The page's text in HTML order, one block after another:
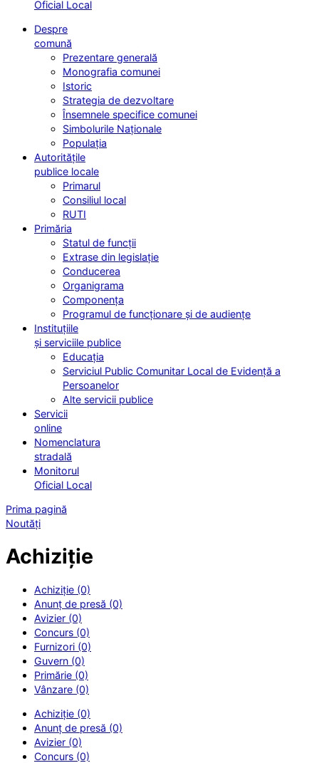
Oficial Local
Despre
comună
Prezentare generală
Monografia comunei
Istoric
Strategia de dezvoltare
Însemnele specifice comunei
Simbolurile Naționale
Populația
Autoritățile
publice locale
Primarul
Consiliul local
RUTI
Primăria
Statul de funcții
Extrase din legislație
Conducerea
Organigrama
Componența
Programul de funcționare și de audiențe
Instituțiile
și serviciile publice
Educația
Serviciul Public Comunitar Local de Evidență a
Persoanelor
Alte servicii publice
Servicii
online
Nomenclatura
stradală
Monitorul
Oficial Local
Prima pagină
Noutăți
Achiziție
Achiziție (0)
Anunț de presă (0)
Avizier (0)
Concurs (0)
Furnizori (0)
Guvern (0)
Primărie (0)
Vânzare (0)
Achiziție (0)
Anunț de presă (0)
Avizier (0)
Concurs (0)